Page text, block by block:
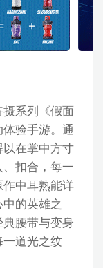
系列《假面
验手游。通
在掌中方寸
扣合，每一
中耳熟能详
的英雄之
腰带与变身
一道光之纹